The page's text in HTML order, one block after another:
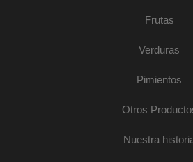
Frutas
Verduras
Pimientos
Otros
Nuestra